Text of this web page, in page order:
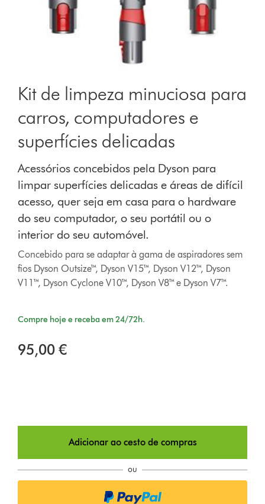
Kit de limpeza minuciosa para
carros, computadores e
superfícies delicadas
Acessórios concebidos pela Dyson para
limpar superfícies delicadas e áreas de difícil
acesso, quer seja em casa para o hardware
do seu computador, o seu portátil ou o
interior do seu automóvel.
Concebido para se adaptar à gama de aspiradores sem
fios Dyson Outsize™, Dyson V15™, Dyson V12™, Dyson
V11™, Dyson Cyclone V10™, Dyson V8™ e Dyson V7™.
Compre hoje e receba em 24/72h.
95,00 €
Adicionar ao cesto de compras
ou